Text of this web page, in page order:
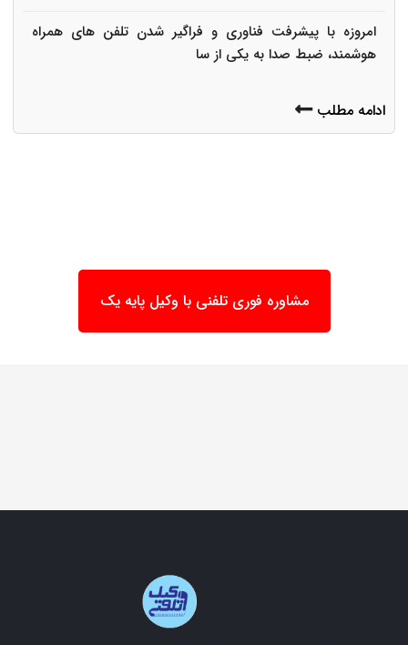
امروزه با پیشرفت فناوری و فراگیر شدن تلفن های همراه
هوشمند، ضبط صدا به یکی از سا
ادامه مطلب
مشاوره فوری تلفنی با وکیل پایه یک